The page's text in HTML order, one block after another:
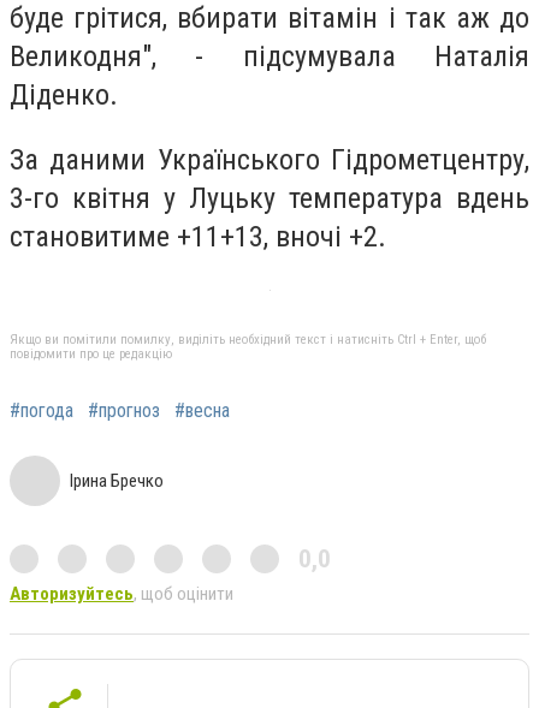
буде грітися, вбирати вітамін і так аж до
Великодня", - підсумувала Наталія
Діденко.
За даними Українського Гідрометцентру,
3-го квітня у Луцьку температура вдень
становитиме +11+13, вночі +2.
Якщо ви помітили помилку, виділіть необхідний текст і натисніть Ctrl + Enter, щоб
повідомити про це редакцію
#погода #прогноз #весна
Ірина Бречко
0,0
Авторизуйтесь, щоб оцінити